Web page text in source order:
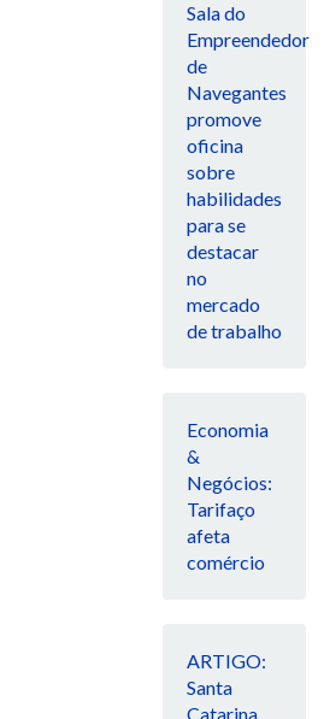
Sala do
Empreendedor
de
Navegantes
promove
oficina
sobre
habilidades
para se
destacar
no
mercado
de trabalho
Economia
&
Negócios:
Tarifaço
afeta
comércio
ARTIGO:
Santa
Catarina